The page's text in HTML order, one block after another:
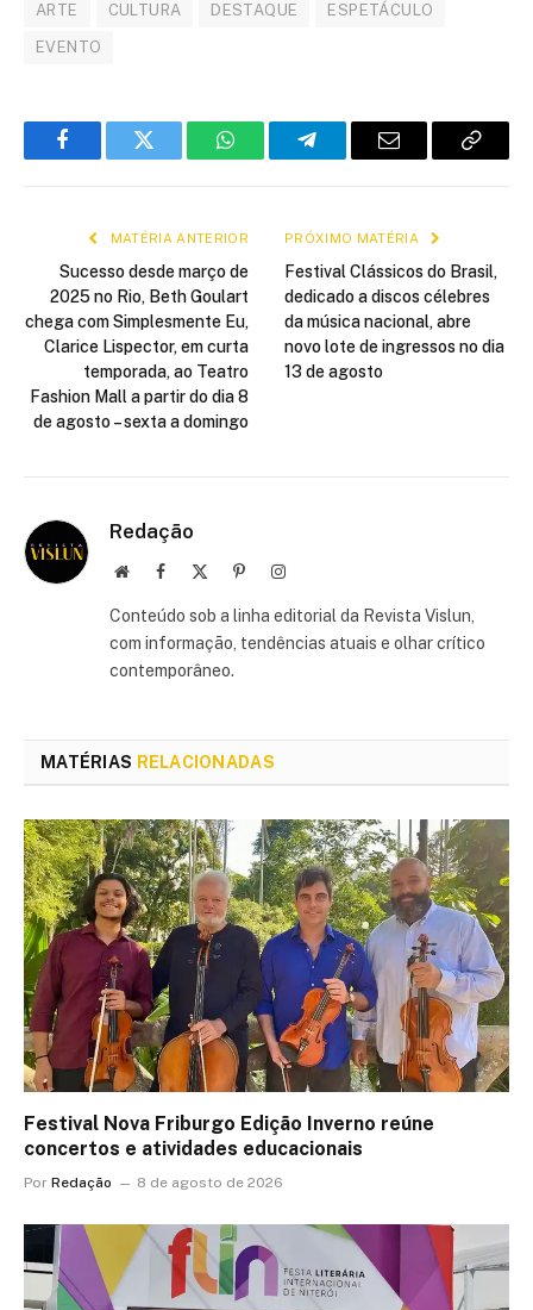
ARTE CULTURA DESTAQUE ESPETÁCULO
EVENTO
FacebookTwitter WhatsAppTelegramE-
Copiar
MATÉRIA ANTERIOR
Sucesso desde março de
2025 no Rio, Beth Goulart
chega com Simplesmente Eu,
Clarice Lispector, em curta
temporada, ao Teatro
Fashion Mall a partir do dia 8
de agosto – sexta a domingo
PRÓXIMO MATÉRIA
Festival Clássicos do Brasil,
dedicado a discos célebres
da música nacional, abre
novo lote de ingressos no dia
13 de agosto
Redação
Site Facebook PinterestInstagram
Conteúdo sob a linha editorial da Revista Vislun,
com informação, tendências atuais e olhar crítico
contemporâneo.
MATÉRIAS RELACIONADAS
Festival Nova Friburgo Edição Inverno reúne
concertos e atividades educacionais
Por Redação 8 de agosto de 2026